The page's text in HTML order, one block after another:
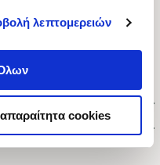
λεπτομερειών
cookies
106 79
09:00-21:00